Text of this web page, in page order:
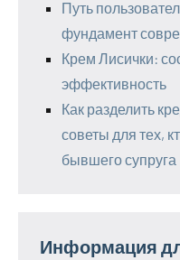
Путь
фундамент
Крем Лисички:
эффективность
Как разделить
советы для тех,
бывшего супруга
Информация